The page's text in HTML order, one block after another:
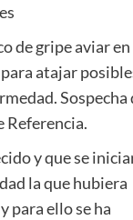
de gripe aviar en
atajar
Sospecha
Referencia.
y que se
la que hubiera
para ello se ha